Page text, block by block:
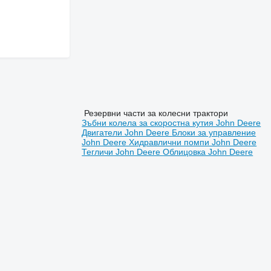
Резервни части за колесни трактори
Зъбни колела за скоростна кутия John Deere
Двигатели John Deere Блоки за управление
John DeereХидравлични помпи John Deere
Тегличи John DeereОблицовка John Deere